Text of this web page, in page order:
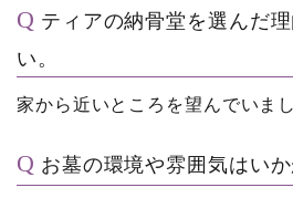
ティアの納骨堂を選んだ
い。
家から近いところを望んでいまし
お墓の環境や雰囲気はいか